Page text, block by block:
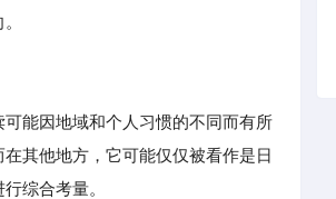
能因地域和个人习惯的不同而有所
其他地方，它可能仅仅被看作是日
综合考量。